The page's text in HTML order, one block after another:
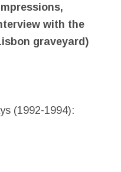
with the
graveyard)
(1992-1994):